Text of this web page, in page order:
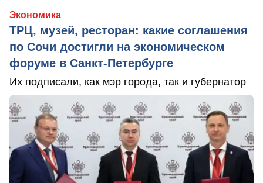
Экономика
ТРЦ, музей, ресторан: какие соглашения
по Сочи достигли на экономическом
форуме в Санкт-Петербурге
Их подписали, как мэр города, так и губернатор